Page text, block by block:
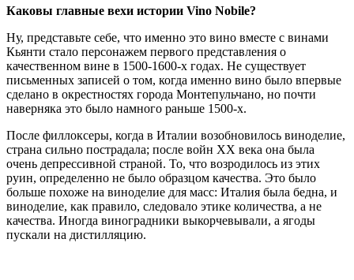
Каковы главные вехи истории Vino Nobile?
Ну, представьте себе, что именно это вино вместе с винами
Кьянти стало персонажем первого представления о
качественном вине в 1500-1600-х годах. Не существует
письменных записей о том, когда именно вино было впервые
сделано в окрестностях города Монтепульчано, но почти
наверняка это было намного раньше 1500-х.
После филлоксеры, когда в Италии возобновилось виноделие,
страна сильно пострадала; после войн XX века она была
очень депрессивной страной. То, что возродилось из этих
руин, определенно не было образцом качества. Это было
больше похоже на виноделие для масс: Италия была бедна, и
виноделие, как правило, следовало этике количества, а не
качества. Иногда виноградники выкорчевывали, а ягоды
пускали на дистилляцию.